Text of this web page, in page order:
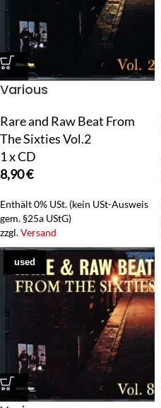
Various
Rare and Raw Beat From
The Sixties Vol.2
1 x CD
8,90€
Enthält 0% USt. (kein USt-Ausweis
gem. §25a UStG)
zzgl.Versand
used